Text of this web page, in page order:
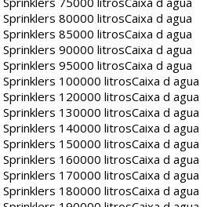
80000 litrosCaixa d agua
85000 litrosCaixa d agua
90000 litrosCaixa d agua
95000 litrosCaixa d agua
100000 litrosCaixa d agua
120000 litrosCaixa d agua
130000 litrosCaixa d agua
140000 litrosCaixa d agua
150000 litrosCaixa d agua
160000 litrosCaixa d agua
170000 litrosCaixa d agua
180000 litrosCaixa d agua